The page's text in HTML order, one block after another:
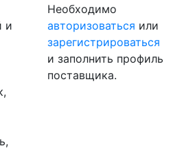
и
Необходимо
авторизоваться или
зарегистрироваться
и заполнить профиль
поставщика.